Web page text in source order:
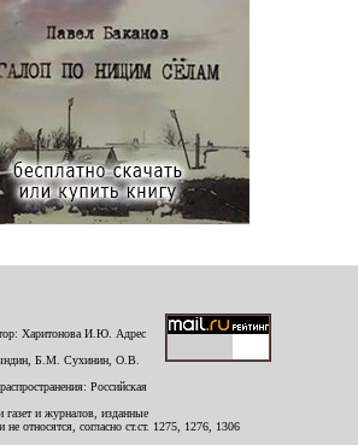
Харитонова И.Ю. Адрес
Б.М. Сухинин, О.В.
Российская
газет и журналов, изданные
относятся, согласно ст.ст. 1275, 1276, 1306